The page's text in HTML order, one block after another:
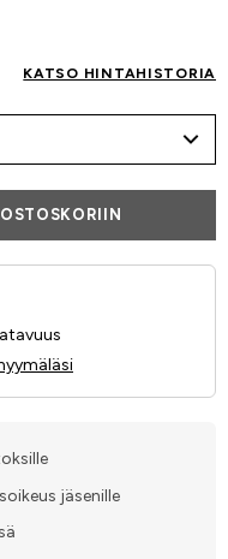
KATSO HINTAHISTORIA
jäsenille